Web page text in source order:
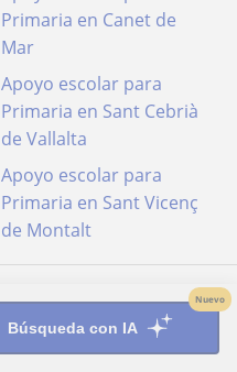
Búsqueda con IA
Nuevo
Primaria en Canet de
Mar
Apoyo escolar para
Primaria en Sant Cebrià
de Vallalta
Apoyo escolar para
Primaria en Sant Vicenç
de Montalt